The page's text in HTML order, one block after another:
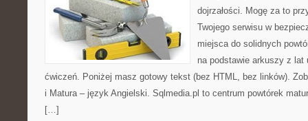
dojrzałości. Mogę za to
Twojego serwisu w
miejsca do solidnych
na podstawie arkuszy z lat
ćwiczeń. Poniżej masz gotowy tekst (bez HTML, bez linków).
i Matura – język Angielski. Sqlmedia.pl to centrum powtórek
[…]